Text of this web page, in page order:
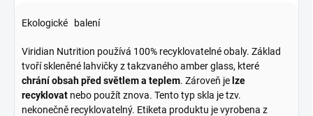
Ekologické balení
Viridian Nutrition používá 100% recyklovatelné obaly. Základ
tvoří skleněné lahvičky z takzvaného amber glass, které
chrání obsah před světlem a teplem. Zároveň je lze
recyklovat nebo použít znova. Tento typ skla je tzv.
nekonečně recyklovatelný. Etiketa produktu je vyrobena z